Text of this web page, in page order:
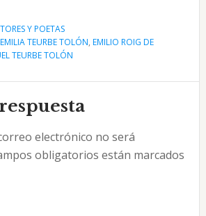
Y POETAS
EMILIA TEURBE TOLÓN, EMILIO ROIG DE
TEURBE TOLÓN
electrónico no será
obligatorios están marcados